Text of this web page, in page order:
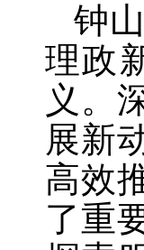
钟
理政
义。
展新
高效
了重